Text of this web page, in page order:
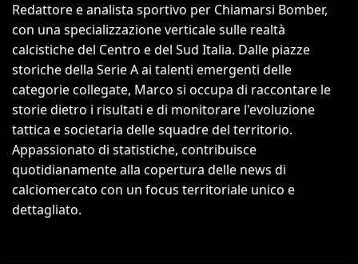
Redattore e analista sportivo per Chiamarsi Bomber,
con una specializzazione verticale sulle realtà
calcistiche del Centro e del Sud Italia. Dalle piazze
storiche della Serie A ai talenti emergenti delle
categorie collegate, Marco si occupa di raccontare le
storie dietro i risultati e di monitorare l'evoluzione
tattica e societaria delle squadre del territorio.
Appassionato di statistiche, contribuisce
quotidianamente alla copertura delle news di
calciomercato con un focus territoriale unico e
dettagliato.